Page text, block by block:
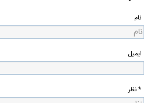
نظرات شما
نام
ایمیل